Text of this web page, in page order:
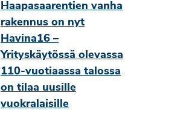
Haapasaarentien vanha
rakennus on nyt
Havina16 –
Yrityskäytössä olevassa
110-vuotiaassa talossa
on tilaa uusille
vuokralaisille